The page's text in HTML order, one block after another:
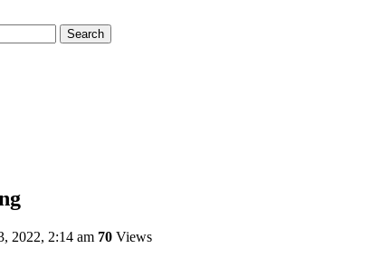
Search
2022, 2:14 am 70 Views